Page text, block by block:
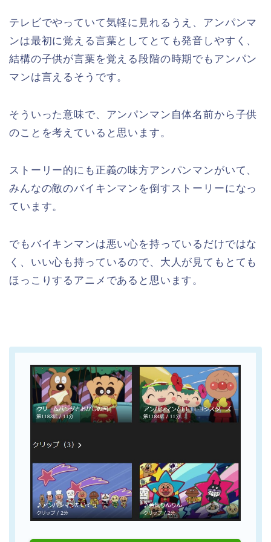
テレビでやっていて気軽に見れるうえ、アンパンマ
ンは最初に覚える言葉としてとても発音しやすく、
結構の子供が言葉を覚える段階の時期でもアンパン
マンは言えるそうです。
そういった意味で、アンパンマン自体名前から子供
のことを考えていると思います。
ストーリー的にも正義の味方アンパンマンがいて、
みんなの敵のバイキンマンを倒すストーリーになっ
ています。
でもバイキンマンは悪い心を持っているだけではな
く、いい心も持っているので、大人が見てもとても
ほっこりするアニメであると思います。